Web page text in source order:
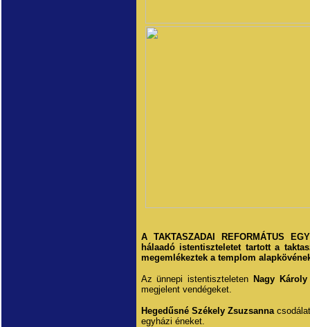
A TAKTASZADAI REFORMÁTUS
hálaadó istentiszteletet tartott a
megemlékeztek a templom
Az ünnepi istentiszteleten Nagy
megjelent vendégeket.
Hegedűsné Székely Zsuzsanna
egyházi éneket.